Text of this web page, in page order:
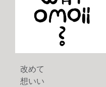
改めて
想いい